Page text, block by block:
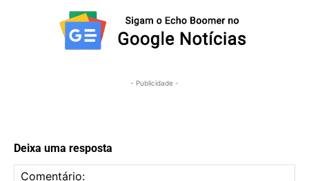
- Publicidade -
Deixa uma resposta